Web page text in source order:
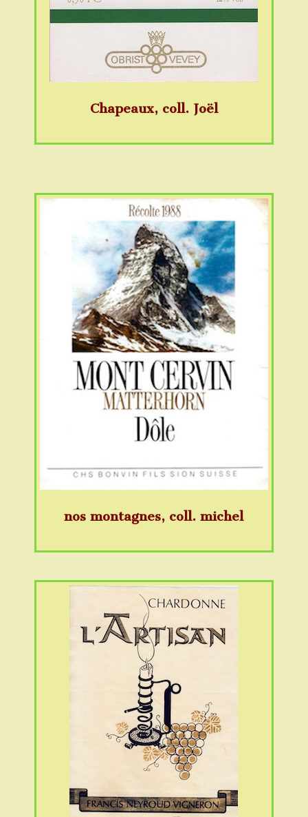
Chapeaux, coll. Joël
nos montagnes, coll. michel